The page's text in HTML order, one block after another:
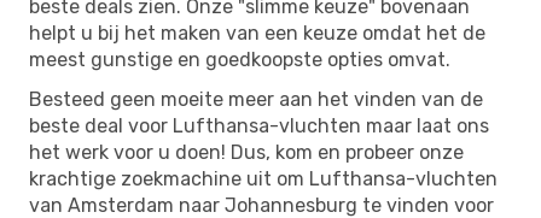
beste deals zien. Onze "slimme keuze" bovenaan
helpt u bij het maken van een keuze omdat het de
meest gunstige en goedkoopste opties omvat.
Besteed geen moeite meer aan het vinden van de
beste deal voor Lufthansa-vluchten maar laat ons
het werk voor u doen! Dus, kom en probeer onze
krachtige zoekmachine uit om Lufthansa-vluchten
van Amsterdam naar Johannesburg te vinden voor